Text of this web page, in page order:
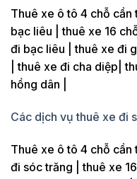
Thuê xe ô tô 4 chỗ
bạc liêu | thuê xe 16
đi bạc liêu | thuê xe đi
| thuê xe đi cha diệp|
hồng dân |
Các dịch vụ thuê xe đi
Thuê xe ô tô 4 chỗ
đi sóc trăng | thuê xe